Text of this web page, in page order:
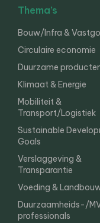
Thema’s
Bouw/Infra &
Circulaire economie
Duurzame
Klimaat & Energie
Mobiliteit &
Transport/Logistiek
Sustainable
Goals
Verslaggeving &
Transparantie
Voeding &
Duurzaamheids-/
professionals